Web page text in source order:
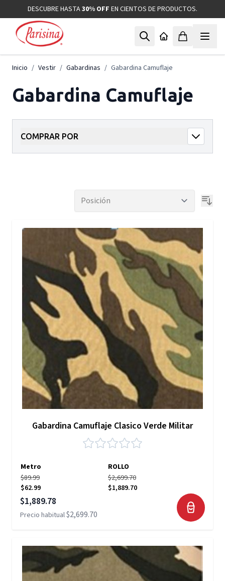
Ir al contenidoDESCUBRE HASTA30% OFF EN CIENTOS DE PRODUCTOS.
Inicio / Vestir / Gabardinas / Gabardina Camuflaje
Gabardina Camuflaje
COMPRAR POR
Gabardina Camuflaje Clasico Verde Militar
Metro
ROLLO
$89.99
$62.99
$2,699.70
$1,889.70
Precio especial
$1,889.78
Precio habitual$2,699.70